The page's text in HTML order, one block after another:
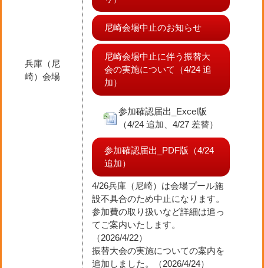
兵庫（尼
崎）会場
尼崎会場中止のお知らせ
尼崎会場中止に伴う振替大
会の実施について（4/24 追
加）
参加確認届出_Excel版
（4/24 追加、4/27 差替）
参加確認届出_PDF版（4/24
追加）
4/26兵庫（尼崎）は会場プール施
設不具合のため中止になります。
参加費の取り扱いなど詳細は追っ
てご案内いたします。
（2026/4/22）
振替大会の実施についての案内を
追加しました。（2026/4/24）